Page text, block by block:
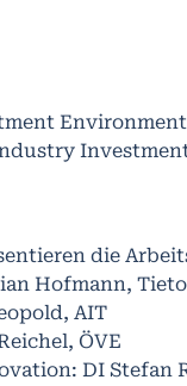
die
Hofmann, Tieto
AIT
ÖVE
DI Stefan